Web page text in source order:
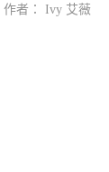
作者： Ivy 艾薇